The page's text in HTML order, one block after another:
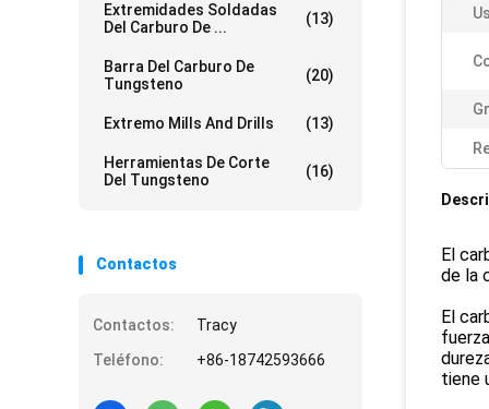
Extremidades Soldadas
Del Carburo De ...
(13)
Barra Del Carburo De
Tungsteno
(20)
Extremo Mills And Drills (13)
Herramientas De Corte
Del Tungsteno
(16)
Contactos
Contactos:
Tracy
Teléfono:
+86-18742593666
El
de la
El
tiene